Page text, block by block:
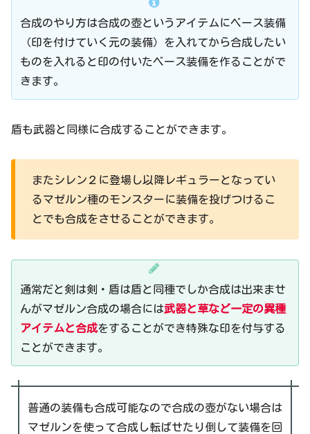
合成のやり方は合成の壺というアイテムにベース装備
（印を付けていく元の装備）を入れてから合成したい
ものを入れると印の付いたベース装備を作ることがで
きます。
盾も武器と同様に合成することができます。
またシレン２に登場し以降レギュラーとなってい
るマゼルン種のモンスターに装備を投げつけるこ
とでも合成をさせることができます。
通常だと剣は剣・盾は盾と同種でしか合成は出来ませ
んがマゼルン合成の場合には武器と草など一定の異種
アイテムと合成をすることができ特殊な印を付与する
ことができます。
普通の装備も合成可能なので合成の壺がない場合は
マゼルンを使って合成し転ばせたり倒して装備を回